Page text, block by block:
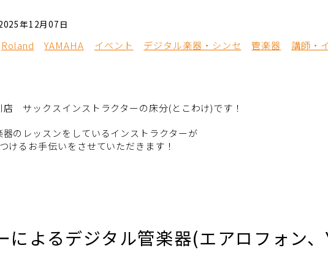
年12月07日
Roland YAMAHA イベント デジタル楽器・シンセ 管楽器 講師・
サックスインストラクターの床分(とこわけ)です！
のレッスンをしているインストラクターが
けるお手伝いをさせていただきます！
によるデジタル管楽器(エアロフォン